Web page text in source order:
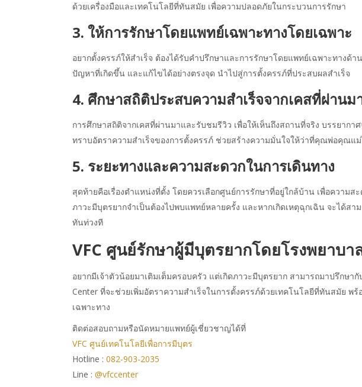
ด้วยเครื่องมือและเทคโนโลยีที่ทันสมัย เพื่อความปลอดภัยในกระบวนการรักษา
3. ให้การรักษาโดยแพทย์เฉพาะทางโดยเฉพาะ
อยากตั้งครรภ์ให้สำเร็จ ต้องได้รับคำปรึกษาและการรักษาโดยแพทย์เฉพาะทางด้
ปัญหาที่เกิดขึ้น และแก้ไขได้อย่างตรงจุด นำไปสู่การตั้งครรภ์ที่ประสบผลสำเร็จ
4. ศึกษาสถิติประสบความสำเร็จจากเคสที่ผ่านม
การศึกษาสถิติจากเคสที่ผ่านมาและรับชมรีวิว เพื่อให้เห็นถึงสถานที่จริง บรรยาก
ทราบอัตราความสำเร็จของการตั้งครรภ์ ช่วยสร้างความมั่นใจให้ว่าที่คุณพ่อคุณแ
5. ระยะทางและความสะดวกในการเดินทาง
สุดท้ายคือเรื่องตำแหน่งที่ตั้ง โดยควรเลือกศูนย์การรักษาที่อยู่ใกล้บ้าน เพื่อความส
ภาวะมีบุตรยากจำเป็นต้องไปพบแพทย์หลายครั้ง และหากเกิดเหตุฉุกเฉิน จะได้สา
ทันท่วงที
VFC ศูนย์รักษาผู้มีบุตรยากโดยโรงพยาบา
อยากมีเจ้าตัวน้อยมาเติมเต็มครอบครัว แต่เกิดภาวะมีบุตรยาก สามารถมาปรึกษากั
Center ที่จะช่วยเพิ่มอัตราความสำเร็จในการตั้งครรภ์ด้วยเทคโนโลยีที่ทันสมัย พ
เฉพาะทาง
ติดต่อสอบถามหรือนัดหมายแพทย์ผู้เชี่ยวชาญได้ที่
VFC ศูนย์เทคโนโลยีเพื่อการมีบุตร
Hotline : 082-903-2035
Line : @vfccenter